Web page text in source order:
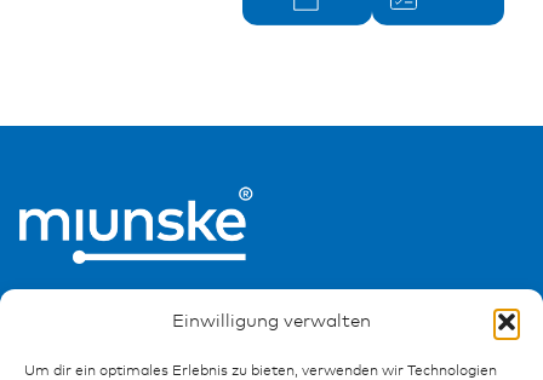
Einwilligung verwalten
Um dir ein optimales Erlebnis zu bieten, verwenden wir Technologien